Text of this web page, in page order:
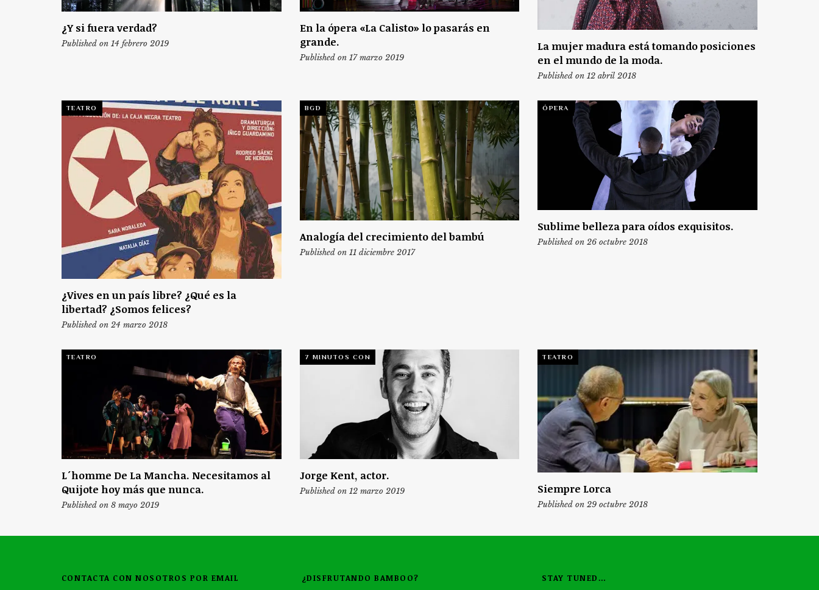
¿Y si fuera verdad?
Published on 14 febrero 2019
En la ópera «La Calisto» lo pasarás en
grande.
Published on 17 marzo 2019
La mujer madura está tomando posiciones
en el mundo de la moda.
Published on 12 abril 2018
TEATRO
¿Vives en un país libre? ¿Qué es la
libertad? ¿Somos felices?
Published on 24 marzo 2018
BGD
Analogía del crecimiento del bambú
Published on 11 diciembre 2017
ÓPERA
Sublime belleza para oídos exquisitos.
Published on 26 octubre 2018
TEATRO
L´homme De La Mancha. Necesitamos al
Quijote hoy más que nunca.
Published on 8 mayo 2019
7 MINUTOS CON
Jorge Kent, actor.
Published on 12 marzo 2019
TEATRO
Siempre Lorca
Published on 29 octubre 2018
CONTACTA CON NOSOTROS POR EMAIL ¿DISFRUTANDO BAMBOO? STAY TUNED…